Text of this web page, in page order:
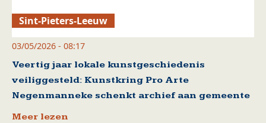
Sint-Pieters-Leeuw
03/05/2026 - 08:17
Veertig jaar lokale kunstgeschiedenis
veiliggesteld: Kunstkring Pro Arte
Negenmanneke schenkt archief aan gemeente
Meer lezen